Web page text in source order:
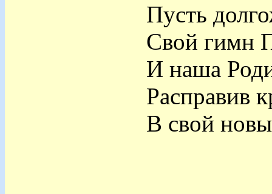
Пусть
Свой гимн
И наша
Расправив
В свой